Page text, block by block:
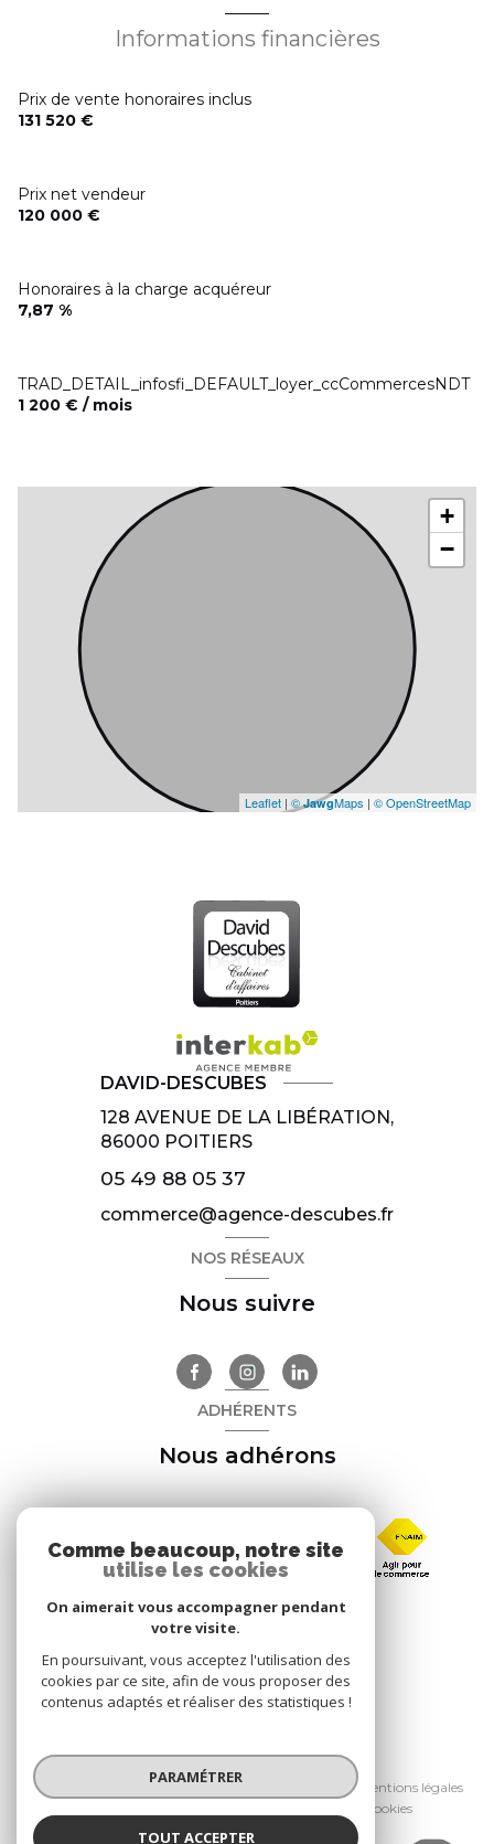
Informations financières
Prix de vente honoraires inclus
131 520 €
Prix net vendeur
120 000 €
Honoraires à la charge acquéreur
7,87 %
TRAD_DETAIL_infosfi_DEFAULT_loyer_ccCommercesNDT
1 200 € / mois
+
−
Leaflet | ©JawgMaps | © OpenStreetMap
DAVID-DESCUBES
128 AVENUE DE LA LIBÉRATION,
86000 POITIERS
05 49 88 05 37
commerce@agence-descubes.fr
NOS RÉSEAUX
Nous suivre
ADHÉRENTS
Nous adhérons
© 2026 | Tous droits réservés
Nos honoraires
Nos partenaires
Mentions légales
Cookies
Comme beaucoup, notre site
utilise les cookies
On aimerait vous accompagner pendant
votre visite.
En poursuivant, vous acceptez l'utilisation des
cookies par ce site, afin de vous proposer des
contenus adaptés et réaliser des statistiques !
PARAMÉTRER
TOUT ACCEPTER